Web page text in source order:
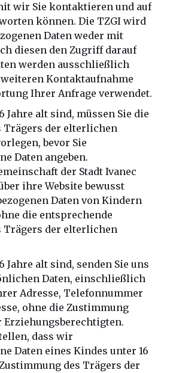
wir Sie kontaktieren und auf
können. Die TZGI wird
Daten weder mit
diesen den Zugriff darauf
werden ausschließlich
Kontaktaufnahme
Ihrer Anfrage verwendet.
Jahre alt sind, müssen Sie die
Trägers der elterlichen
bevor Sie
Daten angeben.
der Stadt Ivanec
ihre Website bewusst
Daten von Kindern
die entsprechende
Trägers der elterlichen
Jahre alt sind, senden Sie uns
Daten, einschließlich
Adresse, Telefonnummer
ohne die Zustimmung
dass wir
Daten eines Kindes unter 16
des Trägers der